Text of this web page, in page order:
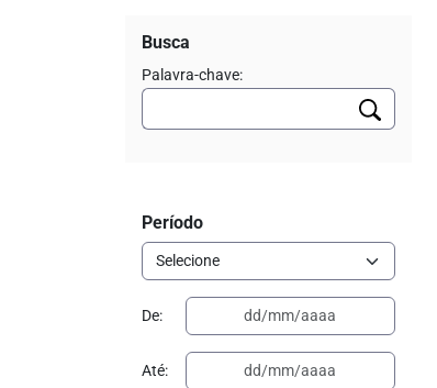
Busca
Palavra-chave:
Período
De:
Até: